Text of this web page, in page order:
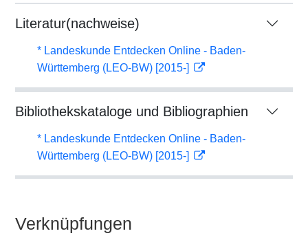
Literatur(nachweise)
* Landeskunde Entdecken Online - Baden-
Württemberg (LEO-BW) [2015-]
Bibliothekskataloge und Bibliographien
* Landeskunde Entdecken Online - Baden-
Württemberg (LEO-BW) [2015-]
Verknüpfungen